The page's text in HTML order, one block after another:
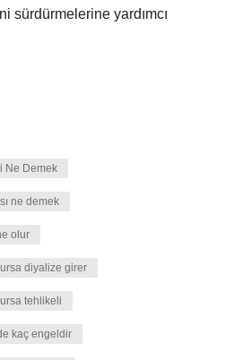
sürdürmelerine yardımcı
Ne Demek
ne demek
olur
diyalize girer
tehlikeli
kaç engeldir